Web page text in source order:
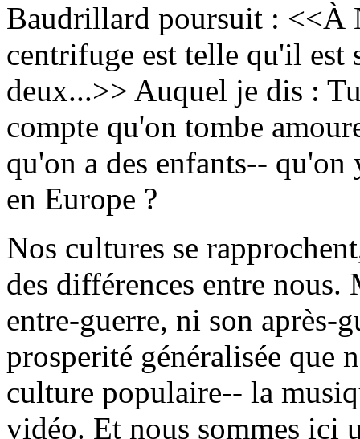
Baudrillard poursuit : <<À
centrifuge est telle qu'il est
deux...>> Auquel je dis :
compte qu'on tombe
qu'on a des enfants--
en Europe ?
Nos cultures se
des différences entre
entre-guerre, ni son après-
prosperité généralisée que
culture populaire-- la
vidéo. Et nous sommes ici